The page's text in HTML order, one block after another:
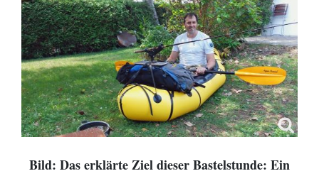
Bild: Das erklärte Ziel dieser Bastelstunde: Ein